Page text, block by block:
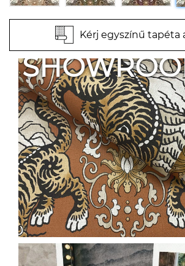
Kérj egyszínű tapéta